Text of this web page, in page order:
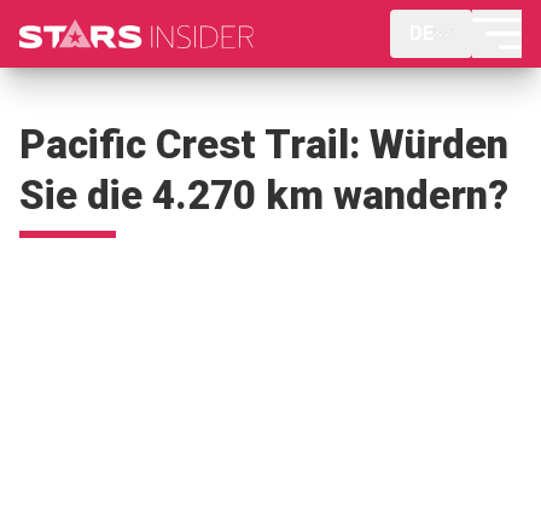
Pacific Crest Trail: Würden
Sie die 4.270 km wandern?